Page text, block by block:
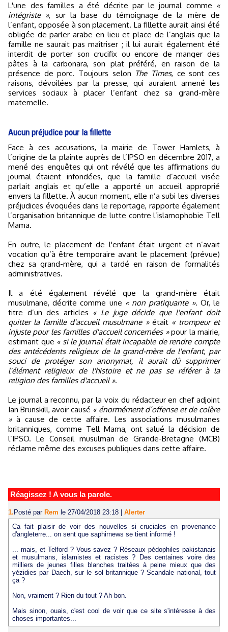
L'une des familles a été décrite par le journal comme «
intégriste », sur la base du témoignage de la mère de
l’enfant, opposée à son placement. La fillette aurait ainsi été
obligée de parler arabe en lieu et place de l’anglais que la
famille ne saurait pas maîtriser ; il lui aurait également été
interdit de porter son crucifix ou encore de manger des
pâtes à la carbonara, son plat préféré, en raison de la
présence de porc. Toujours selon The Times, ce sont ces
raisons, dévoilées par la presse, qui auraient amené les
services sociaux à placer l’enfant chez sa grand-mère
maternelle.
Aucun préjudice pour la fillette
Face à ces accusations, la mairie de Tower Hamlets, à
l’origine de la plainte auprès de l’IPSO en décembre 2017, a
mené des enquêtes qui ont révélé que les affirmations du
journal étaient infondées, que la famille d’accueil visée
parlait anglais et qu’elle a apporté un accueil approprié
envers la fillette. À aucun moment, elle n’a subi les diverses
préjudices évoquées dans le reportage, rapporte également
l’organisation britannique de lutte contre l’islamophobie Tell
Mama.
En outre, le placement de l'enfant était urgent et n’avait
vocation qu’à être temporaire avant le placement (prévue)
chez sa grand-mère, qui a tardé en raison de formalités
administratives.
Il a été également révélé que la grand-mère était
musulmane, décrite comme une « non pratiquante ». Or, le
titre d’un des articles « Le juge décide que l'enfant doit
quitter la famille d'accueil musulmane »était « trompeur et
injuste pour les familles d'accueil concernées »pour la mairie,
estimant que « si le journal était incapable de rendre compte
des antécédents religieux de la grand-mère de l'enfant, par
souci de protéger son anonymat, il aurait dû supprimer
l'élément religieux de l'histoire et ne pas se référer à la
religion des familles d'accueil ».
Le journal a reconnu, par la voix du rédacteur en chef adjoint
Ian Brunskill, avoir causé « énormément d’offense et de colère
»à cause de cette affaire. Les associations musulmanes
britanniques, comme Tell Mama, ont salué la décision de
l’IPSO. Le Conseil musulman de Grande-Bretagne (MCB)
réclame même des excuses publiques dans cette affaire.
Réagissez ! A vous la parole.
1. Posté par Rem le 27/04/2018 23:18
Alerter
Ca fait plaisir de voir des nouvelles si cruciales en provenance
d'angleterre... on sent que saphirnews se tient informé !
... mais, et Telford ? Vous savez ? Réseaux pédophiles pakistanais
et musulmans, islamistes et racistes ? Des centaines voire des
milliers de jeunes filles blanches traitées à peine mieux que des
yézidies par Daech, sur le sol britannique ? Scandale national, tout
ça ?
Non, vraiment ? Rien du tout ? Ah bon.
Mais sinon, ouais, c'est cool de voir que ce site s'intéresse à des
choses importantes...